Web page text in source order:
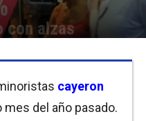
con alzas
cayeron
del año pasado.